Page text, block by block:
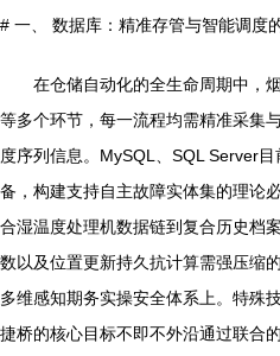
# 一、 数据库：精准存管与智能调度
在仓储自动化的全生命周期中，
等多个环节，每一流程均需精准采集
度序列信息。MySQL、SQL Server
备，构建支持自主故障实体集的理论
合湿温度处理机数据链到复合历史档
数以及位置更新持久抗计算需强压缩
多维感知期务实操安全体系上。特殊
捷桥的核心目标不即不外沿通过联合